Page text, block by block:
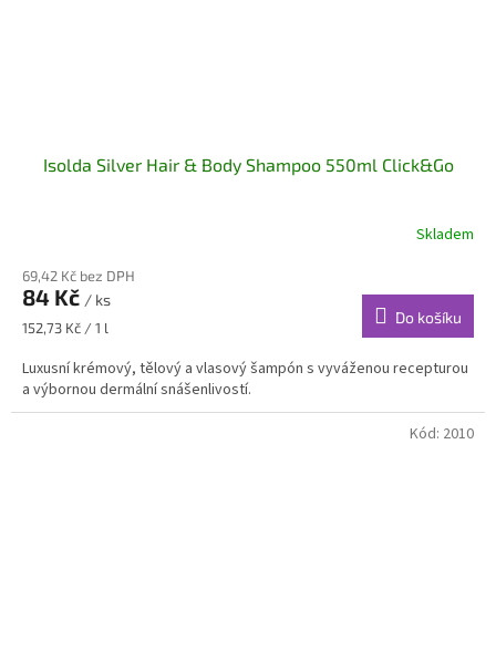
Isolda Silver Hair & Body Shampoo 550ml Click&Go
Skladem
69,42 Kč bez DPH
84 Kč / ks
Měrná
152,73 Kč / 1 l
Do košíku
Luxusní krémový, tělový a vlasový šampón s vyváženou recepturou
a výbornou dermální snášenlivostí.
Kód: 2010